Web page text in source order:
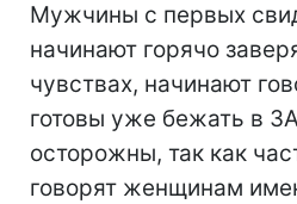
Мужчины с первых
начинают горячо
чувствах, начинают
готовы уже бежать в
осторожны, так как
говорят женщинам